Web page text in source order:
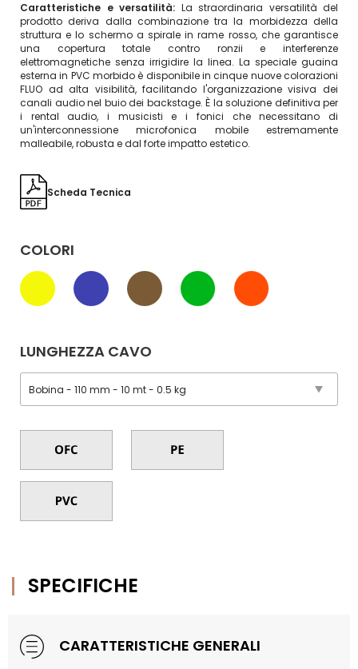
Caratteristiche e versatilità: La straordinaria versatilità del
prodotto deriva dalla combinazione tra la morbidezza della
struttura e lo schermo a spirale in rame rosso, che garantisce
una copertura totale contro ronzii e interferenze
elettromagnetiche senza irrigidire la linea. La speciale guaina
esterna in PVC morbido è disponibile in cinque nuove colorazioni
FLUO ad alta visibilità, facilitando l'organizzazione visiva dei
canali audio nel buio dei backstage. È la soluzione definitiva per
i rental audio, i musicisti e i fonici che necessitano di
un'interconnessione microfonica mobile estremamente
malleabile, robusta e dal forte impatto estetico.
Scheda Tecnica
COLORI
LUNGHEZZA CAVO
SPECIFICHE
CARATTERISTICHE GENERALI